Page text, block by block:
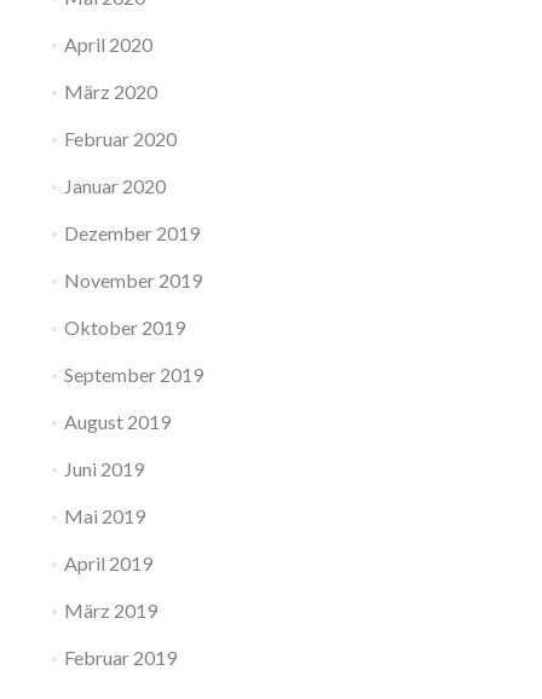
April 2020
März 2020
Februar 2020
Januar 2020
Dezember 2019
November 2019
Oktober 2019
September 2019
August 2019
Juni 2019
Mai 2019
April 2019
März 2019
Februar 2019